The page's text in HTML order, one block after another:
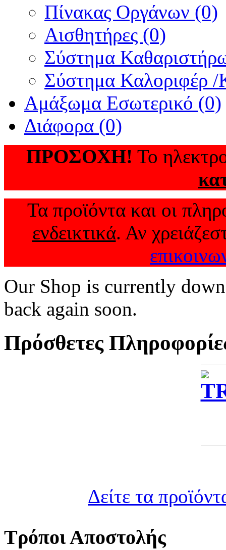
Πίνακας Οργάνων (0)
Αισθητήρες (0)
Σύστημα
Σύστημα Καλοριφέρ /
Αμάξωμα Εσωτερικό (0)
Διάφορα (0)
ΠΡΟΣΟΧΗ! Το
Τα προϊόντα και οι
ενδεικτικά. Αν
Our Shop is currently
back again soon.
Πρόσθετες
Δείτε τα
Τρόποι Αποστολής